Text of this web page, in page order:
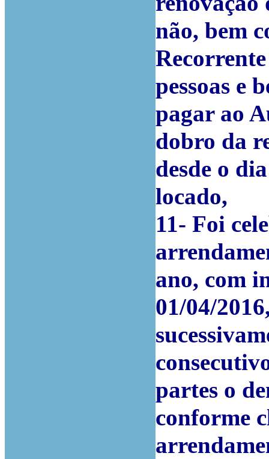
não, bem
pessoas e
pagar ao
dobro da
desde o
locado,
11- Foi
ano, com
01/04/
partes o
conforme